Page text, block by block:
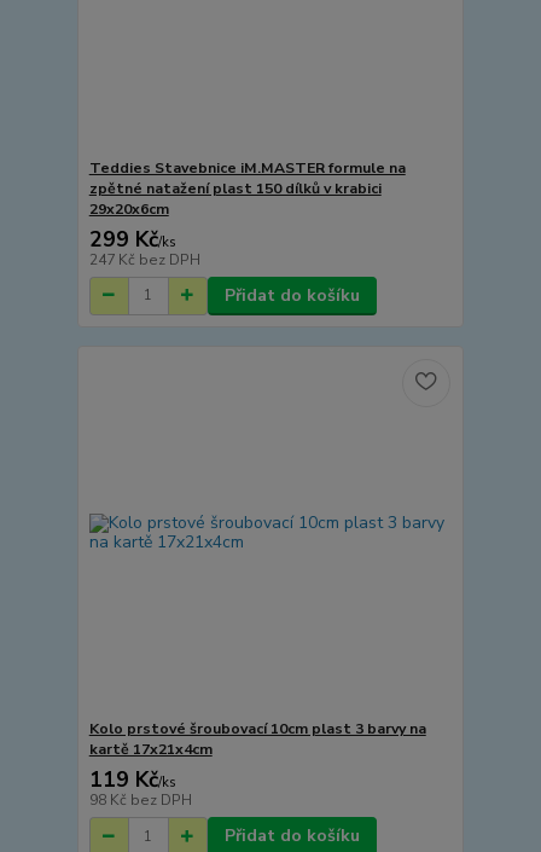
Teddies Stavebnice iM.MASTER formule na
zpětné natažení plast 150 dílků v krabici
29x20x6cm
299 Kč/ks
247 Kč bez DPH
Přidat do košíku
Kolo prstové šroubovací 10cm plast 3 barvy na
kartě 17x21x4cm
119 Kč/ks
98 Kč bez DPH
Přidat do košíku